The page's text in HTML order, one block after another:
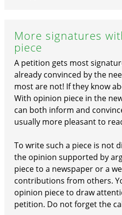
More signatures
piece
A petition gets most
already convinced by the
most are not! If they know
With opinion piece in the
can both inform and
usually more pleasant to
To write such a piece is not
the opinion supported by
piece to a newspaper or a
contributions from others.
opinion piece to draw
petition. Do not forget the